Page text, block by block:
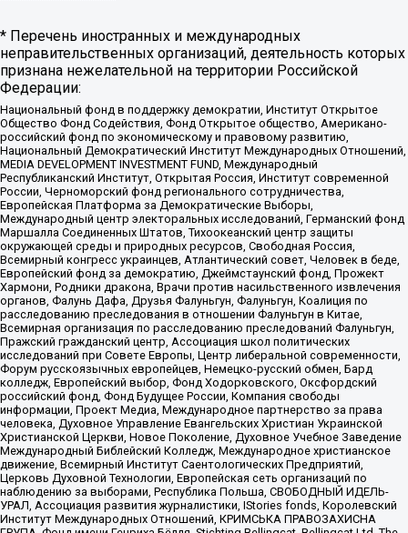
* Перечень иностранных и международных
неправительственных организаций, деятельность которых
признана нежелательной на территории Российской
Федерации:
Национальный фонд в поддержку демократии, Институт Открытое
Общество Фонд Содействия, Фонд Открытое общество, Американо-
российский фонд по экономическому и правовому развитию,
Национальный Демократический Институт Международных Отношений,
MEDIA DEVELOPMENT INVESTMENT FUND, Международный
Республиканский Институт, Открытая Россия, Институт современной
России, Черноморский фонд регионального сотрудничества,
Европейская Платформа за Демократические Выборы,
Международный центр электоральных исследований, Германский фонд
Маршалла Соединенных Штатов, Тихоокеанский центр защиты
окружающей среды и природных ресурсов, Свободная Россия,
Всемирный конгресс украинцев, Атлантический совет, Человек в беде,
Европейский фонд за демократию, Джеймстаунский фонд, Прожект
Хармони, Родники дракона, Врачи против насильственного извлечения
органов, Фалунь Дафа, Друзья Фалуньгун, Фалуньгун, Коалиция по
расследованию преследования в отношении Фалуньгун в Китае,
Всемирная организация по расследованию преследований Фалуньгун,
Пражский гражданский центр, Ассоциация школ политических
исследований при Совете Европы, Центр либеральной современности,
Форум русскоязычных европейцев, Немецко-русский обмен, Бард
колледж, Европейский выбор, Фонд Ходорковского, Оксфордский
российский фонд, Фонд Будущее России, Компания свободы
информации, Проект Медиа, Международное партнерство за права
человека, Духовное Управление Евангельских Христиан Украинской
Христианской Церкви, Новое Поколение, Духовное Учебное Заведение
Международный Библейский Колледж, Международное христианское
движение, Всемирный Институт Саентологических Предприятий,
Церковь Духовной Технологии, Европейская сеть организаций по
наблюдению за выборами, Республика Польша, СВОБОДНЫЙ ИДЕЛЬ-
УРАЛ, Ассоциация развития журналистики, IStories fonds, Королевский
Институт Международных Отношений, КРИМСЬКА ПРАВОЗАХИСНА